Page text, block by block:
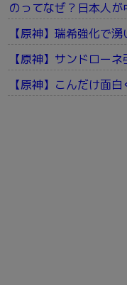
のってなぜ？日本人
【原神】瑞希強化で
【原神】サンドロー
【原神】こんだけ面